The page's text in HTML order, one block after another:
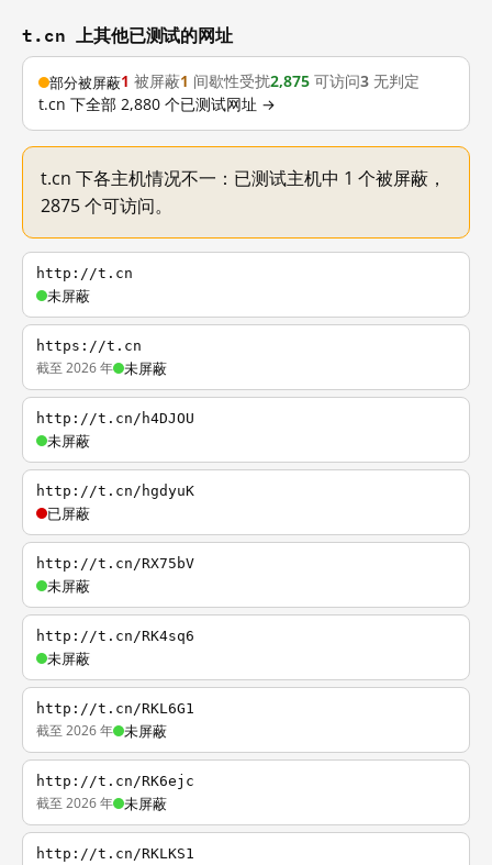
t.cn 上其他已测试的网址
部分被屏蔽1 被屏蔽1 间歇性受扰2,875 可访问3 无判定
t.cn 下全部 2,880 个已测试网址 →
t.cn 下各主机情况不一：已测试主机中 1 个被屏蔽，
2875 个可访问。
http://t.cn
未屏蔽
https://t.cn
截至 2026 年 未屏蔽
http://t.cn/h4DJOU
未屏蔽
http://t.cn/hgdyuK
已屏蔽
http://t.cn/RX75bV
未屏蔽
http://t.cn/RK4sq6
未屏蔽
http://t.cn/RKL6G1
截至 2026 年 未屏蔽
http://t.cn/RK6ejc
截至 2026 年 未屏蔽
http://t.cn/RKLKS1